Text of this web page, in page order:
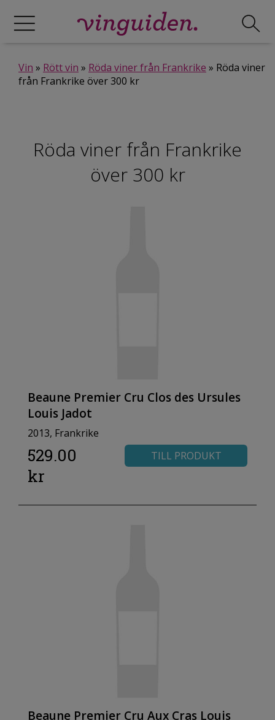
Vin » Rött vin » Röda viner från Frankrike » Röda viner
från Frankrike över 300 kr
Röda viner från Frankrike
över 300 kr
Beaune Premier Cru Clos des Ursules
Louis Jadot
2013, Frankrike
529.00
kr
TILL PRODUKT
Beaune Premier Cru Aux Cras Louis